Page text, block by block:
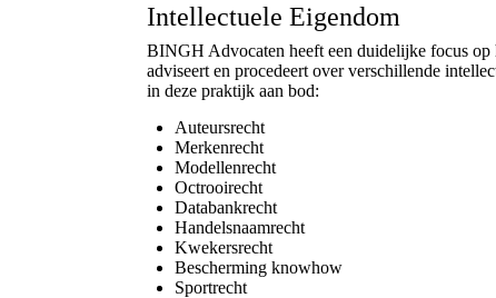
Intellectuele Eigendom
BINGH Advocaten heeft een duidelijke focus op
adviseert en procedeert over verschillende
in deze praktijk aan bod:
Auteursrecht
Merkenrecht
Modellenrecht
Octrooirecht
Databankrecht
Handelsnaamrecht
Kwekersrecht
Bescherming knowhow
Sportrecht